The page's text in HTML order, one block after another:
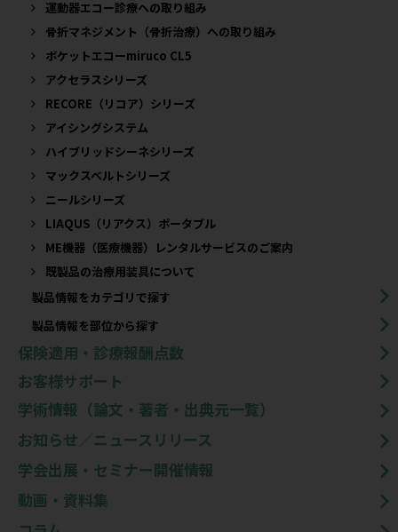
運動器エコー診療への取り組み
骨折マネジメント（骨折治療）への取り組み
ポケットエコーmiruco CL5
アクセラスシリーズ
RECORE（リコア）シリーズ
アイシングシステム
ハイブリッドシーネシリーズ
マックスベルトシリーズ
ニールシリーズ
LIAQUS（リアクス）ポータブル
ME機器（医療機器）レンタルサービスのご案内
既製品の治療用装具について​
製品情報をカテゴリで探す
製品情報を部位から探す
保険適用・診療報酬点数
お客様サポート
学術情報（論文・著者・出典元一覧）
お知らせ／ニュースリリース
学会出展・セミナー開催情報
動画・資料集